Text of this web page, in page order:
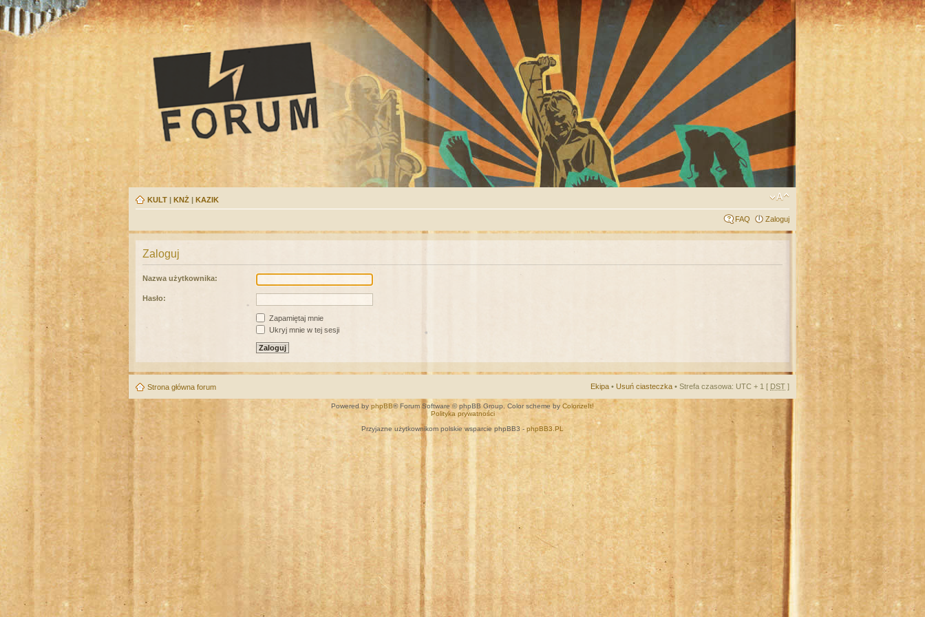
KULT | KNŻ | KAZIK
FAQ Zaloguj
Zaloguj
Nazwa użytkownika:
Hasło:
Zapamiętaj mnie
Ukryj mnie w tej sesji
Strona główna forum Ekipa • Usuń ciasteczka • Strefa czasowa: UTC + 1 [ DST ]
Powered by phpBB® Forum Software © phpBB Group. Color scheme by ColorizeIt!
Polityka prywatności
Przyjazne użytkownikom polskie wsparcie phpBB3 - phpBB3.PL